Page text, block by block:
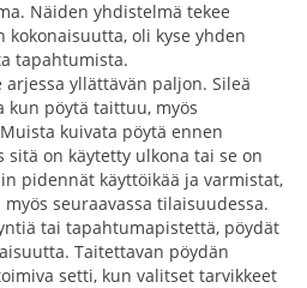
Näiden yhdistelmä tekee
kokonaisuutta, oli kyse yhden
tapahtumista.
yllättävän paljon. Sileä
kun pöytä taittuu, myös
kuivata pöytä ennen
sitä on käytetty ulkona tai se on
pidennät käyttöikää ja varmistat,
seuraavassa tilaisuudessa.
tai tapahtumapistettä, pöydät
Taitettavan pöydän
setti, kun valitset tarvikkeet